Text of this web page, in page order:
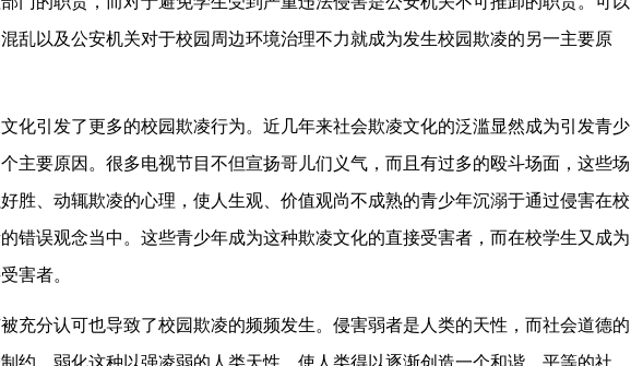
乱以及公安机关对于校园周边环境治理不力就成为发生校园欺凌的另一主要原
引发了更多的校园欺凌行为。近几年来社会欺凌文化的泛滥显然成为引发青少
主要原因。很多电视节目不但宣扬哥儿们义气，而且有过多的殴斗场面，这些场
胜、动辄欺凌的心理，使人生观、价值观尚不成熟的青少年沉溺于通过侵害在校
错误观念当中。这些青少年成为这种欺凌文化的直接受害者，而在校学生又成为
害者。
分认可也导致了校园欺凌的频频发生。侵害弱者是人类的天性，而社会道德的
约、弱化这种以强凌弱的人类天性，使人类得以逐渐创造一个和谐、平等的社